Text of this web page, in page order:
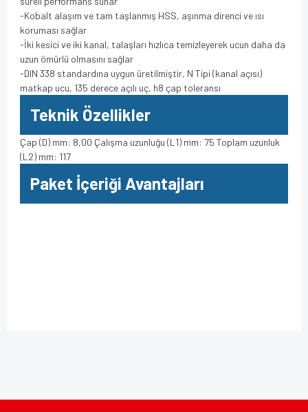
-Kobalt alaşım ve tam taşlanmış HSS, aşınma direnci ve ısı
koruması sağlar
-İki kesici ve iki kanal, talaşları hızlıca temizleyerek ucun daha da
uzun ömürlü olmasını sağlar
-DIN 338 standardına uygun üretilmiştir, N Tipi (kanal açısı)
matkap ucu, 135 derece açılı uç, h8 çap toleransı
Teknik Özellikler
Çap (D) mm: 8,00 Çalışma uzunluğu (L1) mm: 75 Toplam uzunluk
(L2) mm: 117
Paket İçeriği Avantajları